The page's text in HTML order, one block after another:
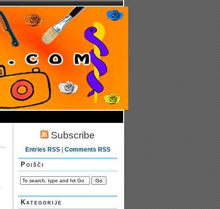
Subscribe
Entries RSS| Comments RSS
Poišči
Kategorije